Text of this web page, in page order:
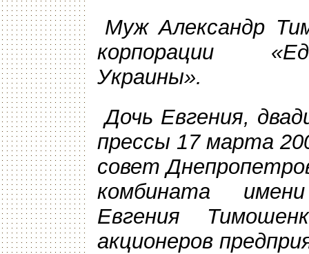
Муж Александр
корпорации
Украины».
Дочь Евгения,
прессы 17 марта
совет
комбината
Евгения
акционеров